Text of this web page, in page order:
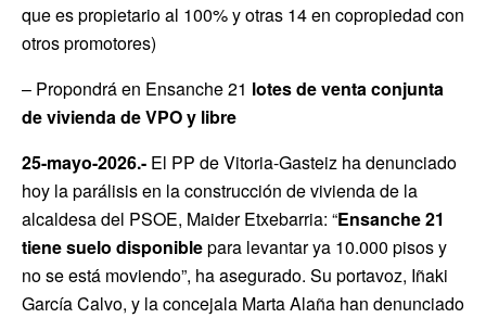
que es propietario al 100% y otras 14 en copropiedad con
otros promotores)
– Propondrá en Ensanche 21 lotes de venta conjunta
de vivienda de VPO y libre
25-mayo-2026.- El PP de Vitoria-Gasteiz ha denunciado
hoy la parálisis en la construcción de vivienda de la
alcaldesa del PSOE, Maider Etxebarria: “Ensanche 21
tiene suelo disponiblepara levantar ya 10.000 pisos y
no se está moviendo”, ha asegurado. Su portavoz, Iñaki
García Calvo, y la concejala Marta Alaña han denunciado